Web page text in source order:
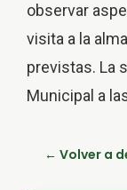
observar
visita a la
previstas. La
Municipal a
← Volver a